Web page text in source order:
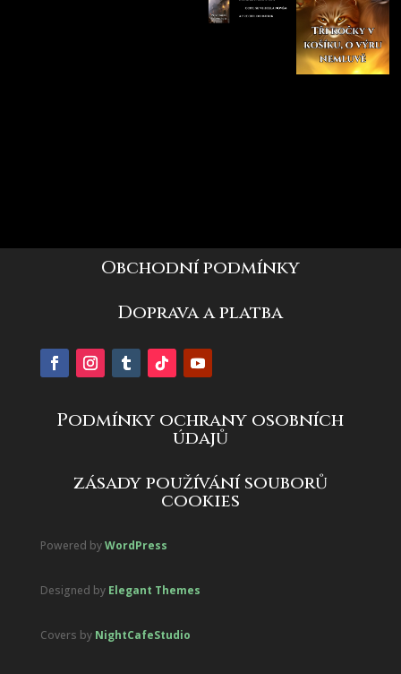
Obchodní podmínky
Doprava a platba
Podmínky ochrany osobních
údajů
zásady používání souborů
cookies
Powered byWordPress
Designed by Elegant Themes
Covers by NightCafeStudio